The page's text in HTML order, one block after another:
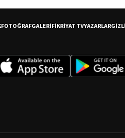
FOTOĞRAFGALERİFİKRİYAT TVYAZARLAR